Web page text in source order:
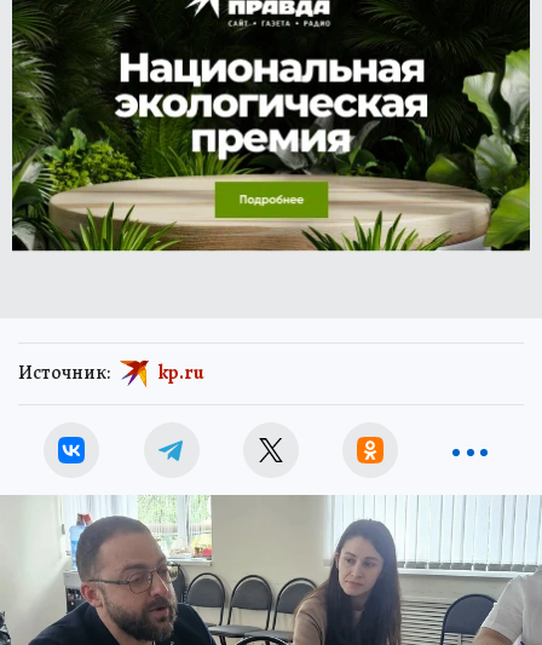
Источник: kp.ru